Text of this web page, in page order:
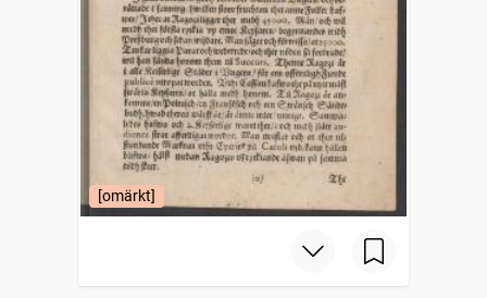
[omärkt]